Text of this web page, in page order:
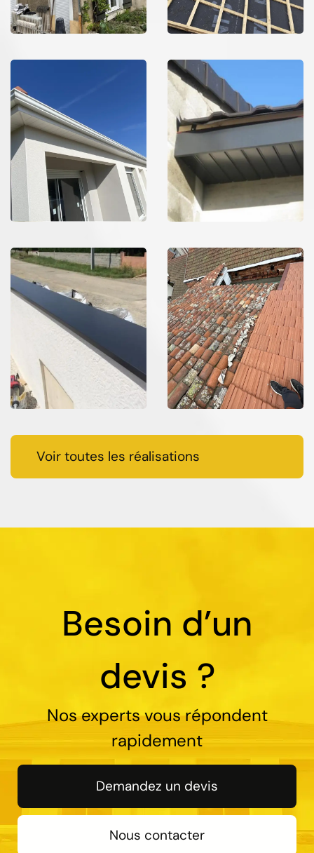
Voir toutes les réalisations
Besoin d’un
devis ?
Nos experts vous répondent
rapidement
Demandez un devis
Nous contacter